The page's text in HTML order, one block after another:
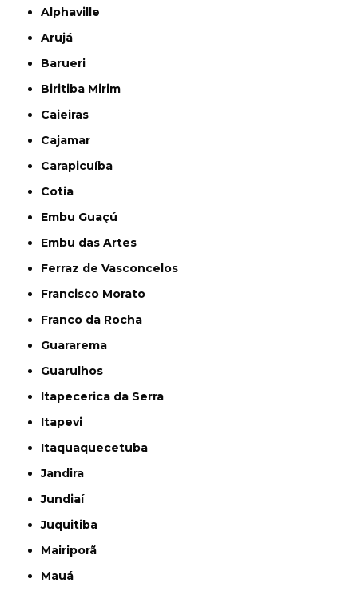
Alphaville
Arujá
Barueri
Biritiba Mirim
Caieiras
Cajamar
Carapicuíba
Cotia
Embu Guaçú
Embu das Artes
Ferraz de Vasconcelos
Francisco Morato
Franco da Rocha
Guararema
Guarulhos
Itapecerica da Serra
Itapevi
Itaquaquecetuba
Jandira
Jundiaí
Juquitiba
Mairiporã
Mauá